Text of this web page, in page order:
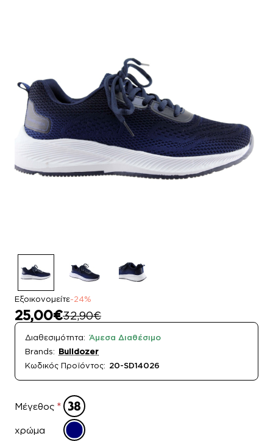
Εξοικονομείτε-24%
25,00€32,90€
Διαθεσιμότητα: Άμεσα Διαθέσιμο
Brands: Bulldozer
Κωδικός Προϊόντος: 20-SD14026
Μέγεθος
χρώμα